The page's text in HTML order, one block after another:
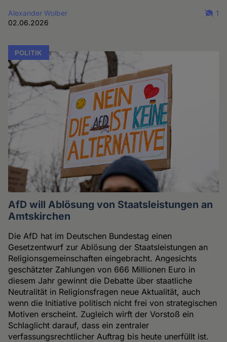
Alexander Wolber
02.06.2026
1
POLITIK
AfD will Ablösung von Staatsleistungen an
Amtskirchen
Die AfD hat im Deutschen Bundestag einen
Gesetzentwurf zur Ablösung der Staatsleistungen an
Religionsgemeinschaften eingebracht. Angesichts
geschätzter Zahlungen von 666 Millionen Euro in
diesem Jahr gewinnt die Debatte über staatliche
Neutralität in Religionsfragen neue Aktualität, auch
wenn die Initiative politisch nicht frei von strategischen
Motiven erscheint. Zugleich wirft der Vorstoß ein
Schlaglicht darauf, dass ein zentraler
verfassungsrechtlicher Auftrag bis heute unerfüllt ist.